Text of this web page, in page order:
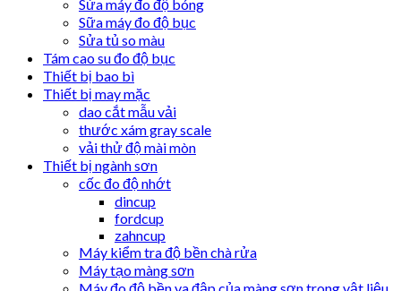
Sửa máy đo độ bóng
Sữa máy đo độ bục
Sửa tủ so màu
Tám cao su đo độ bục
Thiết bị bao bì
Thiết bị may mặc
dao cắt mẫu vải
thước xám gray scale
vải thử độ mài mòn
Thiết bị ngành sơn
cốc đo độ nhớt
dincup
fordcup
zahncup
Máy kiểm tra độ bền chà rửa
Máy tạo màng sơn